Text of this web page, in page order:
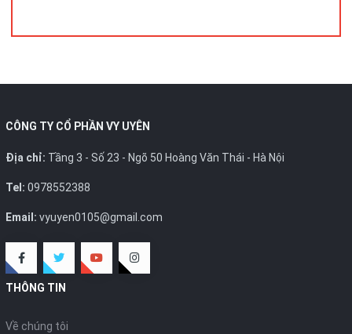
CÔNG TY CỔ PHẦN VY UYÊN
Địa chỉ: Tầng 3 - Số 23 - Ngõ 50 Hoàng Văn Thái - Hà Nội
Tel: 0978552388
Email: vyuyen0105@gmail.com
THÔNG TIN
Về chúng tôi